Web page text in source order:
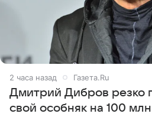
2 часа назад Газета.Ru
Дмитрий Дибров резко
свой особняк на 100